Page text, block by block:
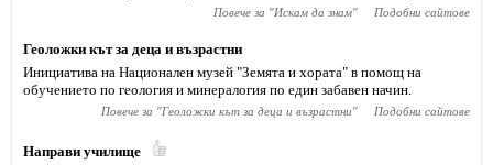
Повече за "Искам да знам" Подобни сайтове
Геоложки кът за деца и възрастни
Инициатива на Национален музей "Земята и хората" в помощ на
обучението по геология и минералогия по един забавен начин.
Повече за "Геоложки кът за деца и възрастни" Подобни сайтове
Направи училище